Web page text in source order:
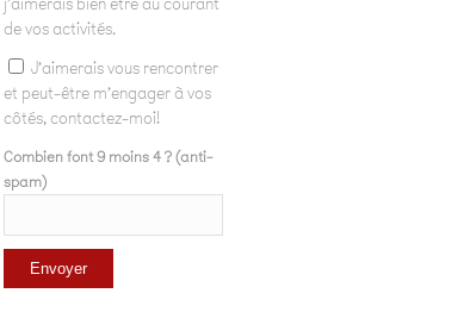
de vos activités.
J'aimerais vous rencontrer
et peut-être m'engager à vos
côtés, contactez-moi!
Combien font 9 moins 4 ? (anti-
spam)